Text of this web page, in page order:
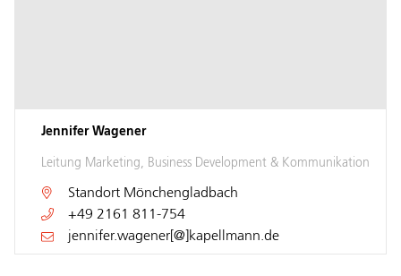
Jennifer Wagener
Leitung Marketing, Business Development & Kommunikation
Standort Mönchengladbach
+49 2161 811-754
jennifer.wagener[@]kapellmann.de